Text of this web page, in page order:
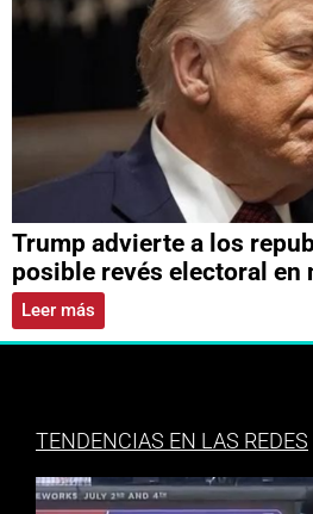
Trump advierte a los
posible revés electoral en
Leer más
TENDENCIAS EN LAS REDES